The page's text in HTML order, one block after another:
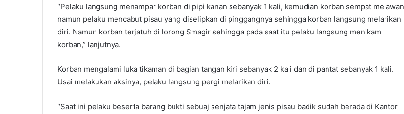
“Pelaku langsung menampar korban di pipi kanan sebanyak 1 kali, kemudian korban sempat melawan
namun pelaku mencabut pisau yang diselipkan di pinggangnya sehingga korban langsung melarikan
diri. Namun korban terjatuh di lorong Smagir sehingga pada saat itu pelaku langsung menikam
korban,” lanjutnya.
Korban mengalami luka tikaman di bagian tangan kiri sebanyak 2 kali dan di pantat sebanyak 1 kali.
Usai melakukan aksinya, pelaku langsung pergi melarikan diri.
“Saat ini pelaku beserta barang bukti sebuaj senjata tajam jenis pisau badik sudah berada di Kantor